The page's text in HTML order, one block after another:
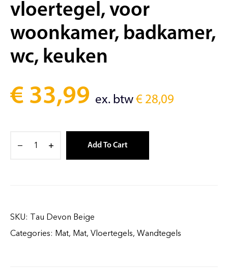
vloertegel, voor
woonkamer, badkamer,
wc, keuken
€ 33,99 ex. btw € 28,09
Add To Cart
SKU: Tau Devon Beige
Categories: Mat, Mat, Vloertegels, Wandtegels